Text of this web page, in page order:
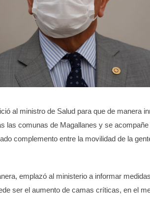
al ministro de Salud para que de manera
las comunas de Magallanes y se
complemento entre la movilidad de la
emplazó al ministerio a informar
ser el aumento de camas críticas, en el